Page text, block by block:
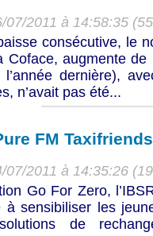
07/2011 à 14:58:35
consécutive, le
Coface, augmente
dernière),
n’avait pas été...
FM Taxifriends
07/2011 à 14:35:26
Go For Zero,
à sensibiliser les
de